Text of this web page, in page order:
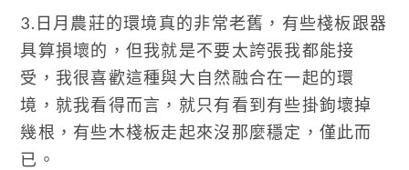
3.日月農莊的環境真的非常老舊，有些棧板跟器
具算損壞的，但我就是不要太誇張我都能接
受，我很喜歡這種與大自然融合在一起的環
境，就我看得而言，就只有看到有些掛鉤壞掉
幾根，有些木棧板走起來沒那麼穩定，僅此而
已。